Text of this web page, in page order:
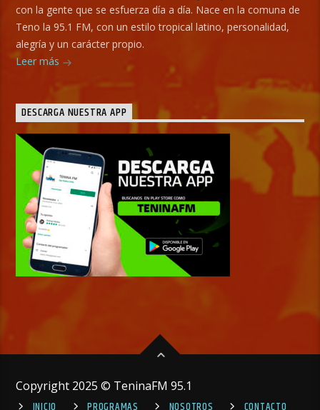
con la gente que se esfuerza día a día. Nace en la comuna de
Teno la 95.1 FM, con un estilo tropical latino, personalidad,
alegría y un carácter propio.
Leer más
DESCARGA NUESTRA APP
Copyright 2025 © TeninaFM 95.1